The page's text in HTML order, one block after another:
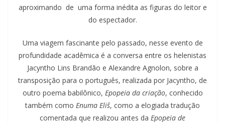
aproximando de uma forma inédita as figuras do leitor e
do espectador.
Uma viagem fascinante pelo passado, nesse evento de
profundidade acadêmica é a conversa entre os helenistas
Jacyntho Lins Brandão e Alexandre Agnolon, sobre a
transposição para o português, realizada por Jacyntho, de
outro poema babilônico, Epopeia da criação, conhecido
também como Enuma Eliš, como a elogiada tradução
comentada que realizou antes da Epopeia de